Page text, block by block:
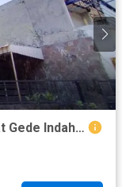
Dijual Rumah 2 Lantai Siap Huni Putat Gede Indah Surabaya*_